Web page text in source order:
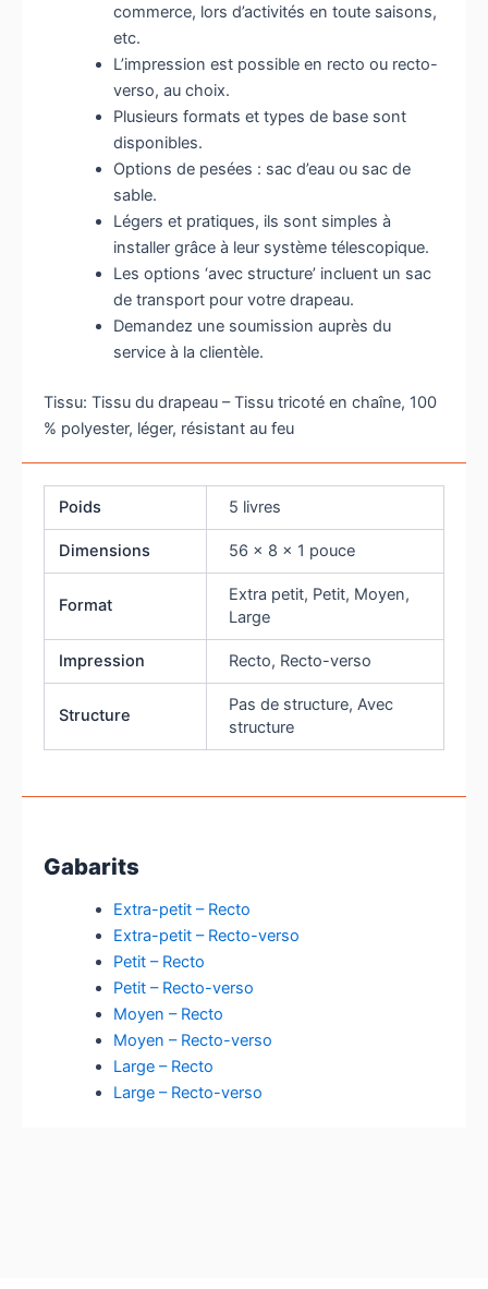
commerce, lors d’activités en toute saisons,
etc.
L’impression est possible en recto ou recto-
verso, au choix.
Plusieurs formats et types de base sont
disponibles.
Options de pesées : sac d’eau ou sac de
sable.
Légers et pratiques, ils sont simples à
installer grâce à leur système télescopique.
Les options ‘avec structure’ incluent un sac
de transport pour votre drapeau.
Demandez une soumission auprès du
service à la clientèle.
Tissu: Tissu du drapeau – Tissu tricoté en chaîne, 100
% polyester, léger, résistant au feu
Poids 5 livres
Dimensions 56 × 8 × 1 pouce
Format
Extra petit, Petit, Moyen,
Large
Impression Recto, Recto-verso
Structure
Pas de structure, Avec
structure
Gabarits
Extra-petit – Recto
Extra-petit – Recto-verso
Petit – Recto
Petit – Recto-verso
Moyen – Recto
Moyen – Recto-verso
Large – Recto
Large – Recto-verso